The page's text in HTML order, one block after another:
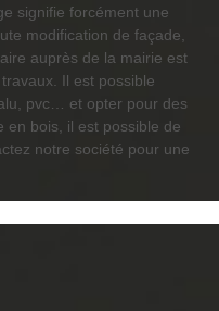
signifie forcément une
modification de façade,
auprès de la mairie est
Il est possible
pvc… et opter pour des
en bois, il est possible de
notre société pour une